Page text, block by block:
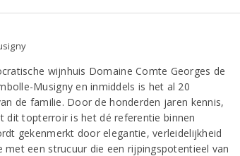
wijnhuis Domaine Comte Georges de
Musigny en inmiddels is het al 20
de familie. Door de honderden jaren kennis,
dit topterroir is het dé referentie binnen
gekenmerkt door elegantie, verleidelijkheid
met een strucuur die een rijpingspotentieel van